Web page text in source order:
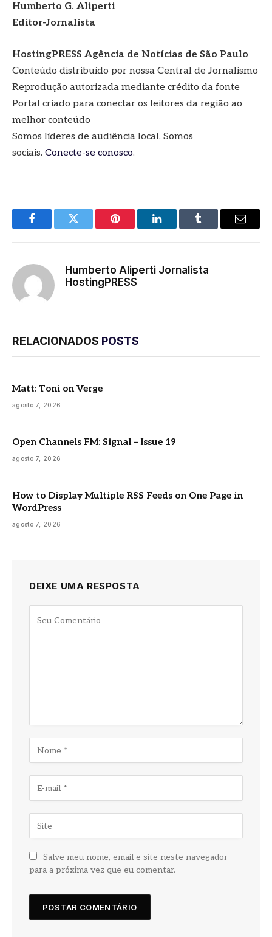
Humberto G. Aliperti
Editor-Jornalista
HostingPRESS Agência de Notícias de São Paulo
Conteúdo distribuído por nossa Central de Jornalismo
Reprodução autorizada mediante crédito da fonte
Portal criado para conectar os leitores da região ao
melhor conteúdo
Somos líderes de audiência local. Somos
sociais. Conecte-se conosco.
FacebookTwitter Pinterest LinkedInTumblr
E-
Humberto Aliperti Jornalista
HostingPRESS
RELACIONADOS POSTS
Matt: Toni on Verge
agosto 7, 2026
Open Channels FM: Signal – Issue 19
agosto 7, 2026
How to Display Multiple RSS Feeds on One Page in
WordPress
agosto 7, 2026
DEIXE UMA RESPOSTA
Salve meu nome, email e site neste navegador
para a próxima vez que eu comentar.